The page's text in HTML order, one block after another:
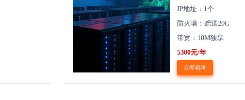
IP地址：1个
防火墙：赠送20G
带宽：10M独享
5300元/年
立即咨询